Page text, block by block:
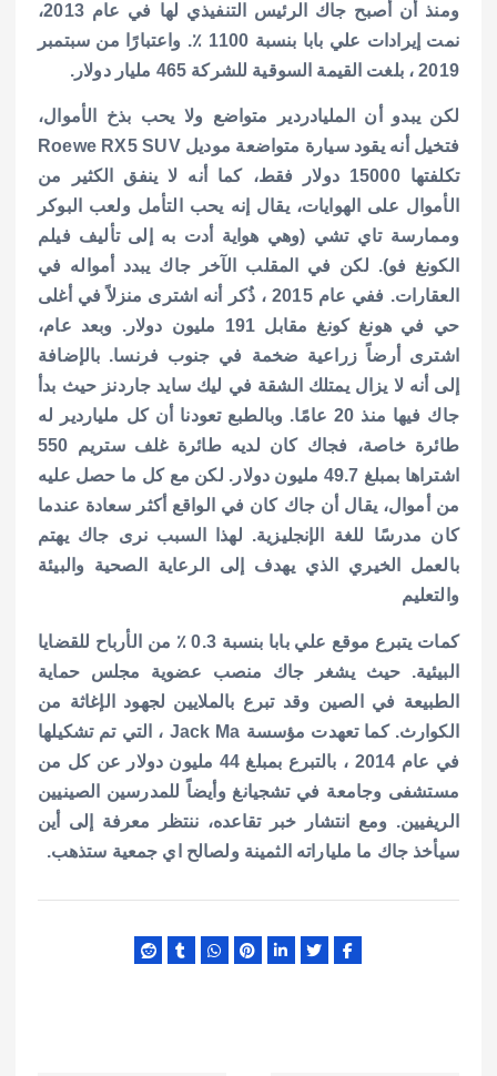
ومنذ أن أصبح جاك الرئيس التنفيذي لها في عام 2013،
نمت إيرادات علي بابا بنسبة 1100 ٪. واعتبارًا من سبتمبر
2019 ، بلغت القيمة السوقية للشركة 465 مليار دولار.
لكن يبدو أن المليادردير متواضع ولا يحب بذخ الأموال،
فتخيل أنه يقود سيارة متواضعة موديل Roewe RX5 SUV
تكلفتها 15000 دولار فقط، كما أنه لا ينفق الكثير من
الأموال على الهوايات، يقال إنه يحب التأمل ولعب البوكر
وممارسة تاي تشي (وهي هواية أدت به إلى تأليف فيلم
الكونغ فو). لكن في المقلب الآخر جاك يبدد أمواله في
العقارات. ففي عام 2015 ، ذُكر أنه اشترى منزلاً في أغلى
حي في هونغ كونغ مقابل 191 مليون دولار. وبعد عام،
اشترى أرضاً زراعية ضخمة في جنوب فرنسا. بالإضافة
إلى أنه لا يزال يمتلك الشقة في ليك سايد جاردنز حيث بدأ
جاك فيها منذ 20 عامًا.
وبالطبع تعودنا أن كل ملياردير له
طائرة خاصة، فجاك كان لديه طائرة غلف ستريم 550
اشتراها بمبلغ 49.7 مليون دولار. لكن مع كل ما حصل عليه
من أموال، يقال أن جاك كان في الواقع أكثر سعادة عندما
كان مدرسًا للغة الإنجليزية. لهذا السبب نرى جاك يهتم
بالعمل الخيري الذي يهدف إلى الرعاية الصحية والبيئة
والتعليم
كمات يتبرع موقع علي بابا بنسبة 0.3 ٪ من الأرباح للقضايا
البيئية. حيث يشغر جاك منصب عضوية مجلس حماية
الطبيعة في الصين وقد تبرع بالملايين لجهود الإغاثة من
الكوارث. كما تعهدت مؤسسة Jack Ma ، التي تم تشكيلها
في عام 2014 ، بالتبرع بمبلغ 44 مليون دولار عن كل من
مستشفى وجامعة في تشجيانغ وأيضاً للمدرسين الصينيين
الريفيين. ومع انتشار خبر تقاعده، ننتظر معرفة إلى أين
سيأخذ جاك ما ملياراته الثمينة ولصالح اي جمعية ستذهب.